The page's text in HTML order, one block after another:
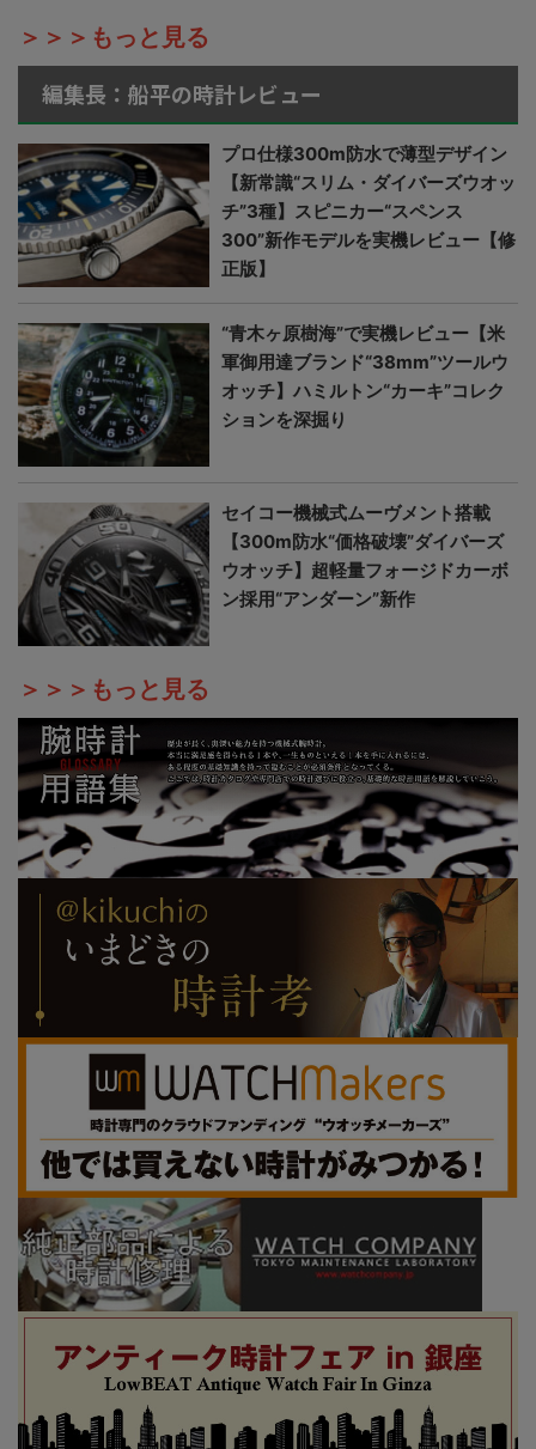
＞＞＞もっと見る
編集長：船平の時計レビュー
プロ仕様300m防水で薄型デザイン
【新常識“スリム・ダイバーズウオッ
チ”3種】スピニカー“スペンス
300”新作モデルを実機レビュー【修
正版】
“青木ヶ原樹海”で実機レビュー【米
軍御用達ブランド“38mm”ツールウ
オッチ】ハミルトン“カーキ”コレク
ションを深掘り
セイコー機械式ムーヴメント搭載
【300m防水“価格破壊”ダイバーズ
ウオッチ】超軽量フォージドカーボ
ン採用“アンダーン”新作
＞＞＞もっと見る